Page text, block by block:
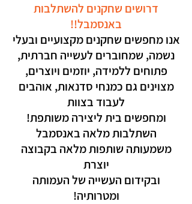
דרושים שחקנים להשתלבות
באנסמבל!!
אנו מחפשים שחקנים מקצועיים ובעלי
נשמה, שמחוברים לעשייה חברתית,
פתוחים ללמידה, יוזמים ויוצרים,
מצוינים גם כמנחי סדנאות, אוהבים
לעבוד בצוות
ומחפשים בית ליצירה משותפת!
השתלבות מלאה באנסמבל
משמעותה שותפות מלאה בקבוצה
יוצרת
ובקידום העשייה של העמותה
ומטרותיה!